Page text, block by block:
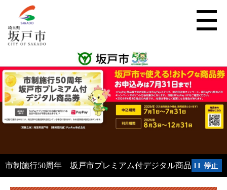
市制施行50周年 坂戸市プレミアム付デジタル商品券